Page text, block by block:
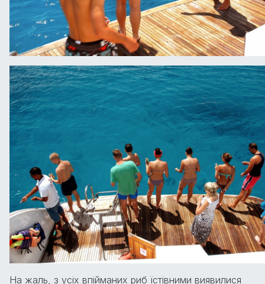
На жаль, з усіх впійманих риб їстівними виявилися